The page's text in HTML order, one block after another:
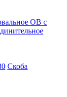
ОВ с
Скоба